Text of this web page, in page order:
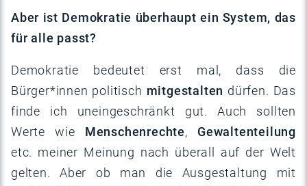
Aber ist Demokratie überhaupt ein System, das
für alle passt?
Demokratie bedeutet erst mal, dass die
Bürger*innen politisch mitgestalten dürfen. Das
finde ich uneingeschränkt gut. Auch sollten
Werte wie
Menschenrechte, Gewaltenteilung
etc. meiner Meinung nach überall auf der Welt
gelten. Aber ob man die Ausgestaltung mit